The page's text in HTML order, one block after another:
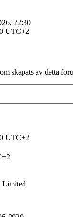
22:30
UTC+2
skapats av detta
UTC+2
Limited